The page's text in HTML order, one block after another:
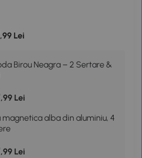
,99 Lei
Birou Neagra – 2 Sertare &
,99 Lei
magnetica alba din aluminiu, 4
,99 Lei